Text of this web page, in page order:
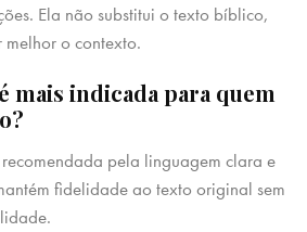
Ela não substitui o texto bíblico,
o contexto.
mais indicada para quem
pela linguagem clara e
fidelidade ao texto original sem